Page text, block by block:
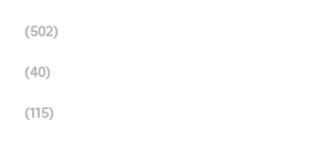
(502)
(40)
(115)